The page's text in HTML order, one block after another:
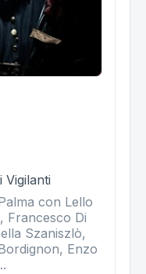
con Lello
Francesco Di
Szaniszlò,
Enzo